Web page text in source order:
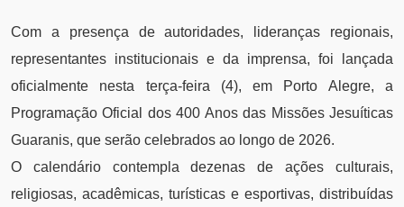
Com a presença de autoridades, lideranças regionais,
representantes institucionais e da imprensa, foi lançada
oficialmente nesta terça-feira (4), em Porto Alegre, a
Programação Oficial dos 400 Anos das Missões Jesuíticas
Guaranis, que serão celebrados ao longo de 2026.
O calendário contempla dezenas de ações culturais,
religiosas, acadêmicas, turísticas e esportivas, distribuídas